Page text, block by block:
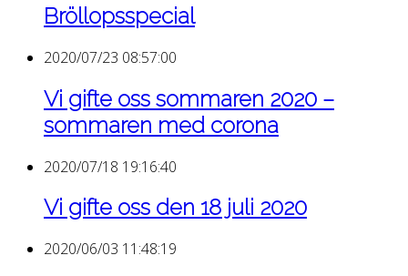
Bröllopsspecial
2020/07/23 08:57:00
Vi gifte oss sommaren 2020 –
sommaren med corona
2020/07/18 19:16:40
Vi gifte oss den 18 juli 2020
2020/06/03 11:48:19